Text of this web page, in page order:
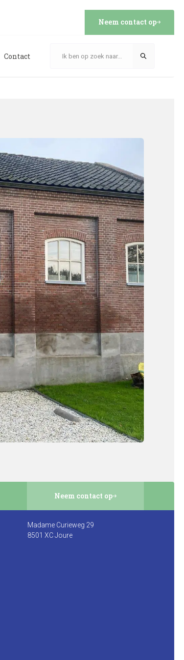
Neem contact op
Contact
Neem contact op
Madame Curieweg 29
8501 XC Joure